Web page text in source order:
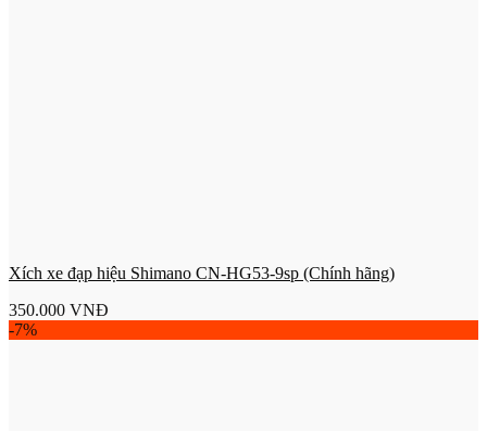
Xích xe đạp hiệu Shimano CN-HG53-9sp (Chính hãng)
350.000 VNĐ
-7%